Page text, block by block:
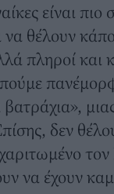
είναι πιο
θέλουν
πληροί και
δεν
να έχουν